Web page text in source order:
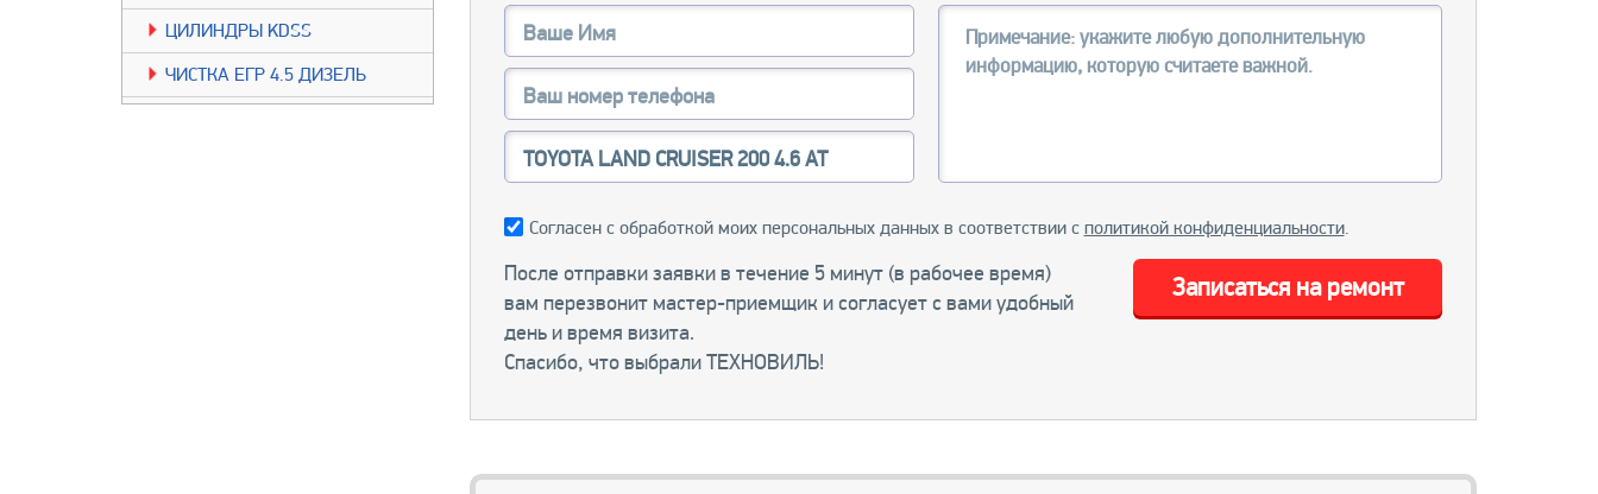
Согласен с обработкой моих персональных данных в соответствии с политикой конфиденциальности.
После отправки заявки в течение 5 минут (в рабочее время)
вам перезвонит мастер-приемщик и согласует с вами удобный
день и время визита.
Спасибо, что выбрали ТЕХНОВИЛЬ!
Записаться на ремонт
ЦИЛИНДРЫ KDSS
ЧИСТКА ЕГР 4.5 ДИЗЕЛЬ